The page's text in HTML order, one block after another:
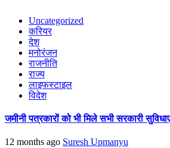
Uncategorized
करियर
देश
मनोरंजन
राजनीति
राज्य
लाइफस्टाइल
विदेश
जमीनी पत्रकारों को भी मिले सभी सरकारी
12 months ago Suresh Upmanyu